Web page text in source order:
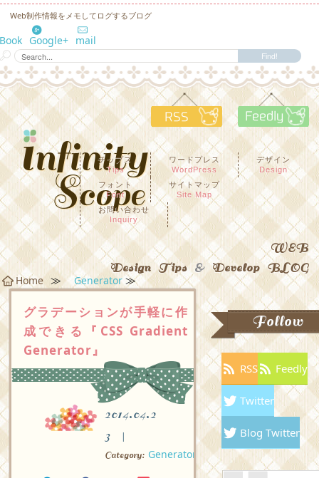
Web制作情報をメモしてログするブログ
Google+ mail
RSS
チップス
Tips
ワードプレス
WordPress
デザイン
Design
フォント
Font
サイトマップ
Site Map
お問い合わせ
Inquiry
WEB
Design Tips & Develop BLOG
Home ≫ Generator≫
グラデーションが手軽に作
成できる『CSS Gradient
Generator』
2014.04.2
3
Category: Generator
Follow
RSS Feedly
Twitter
Blog Twitter